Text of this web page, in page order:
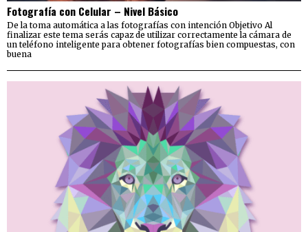
Fotografía con Celular – Nivel Básico
De la toma automática a las fotografías con intención Objetivo Al
finalizar este tema serás capaz de utilizar correctamente la cámara de
un teléfono inteligente para obtener fotografías bien compuestas, con
buena